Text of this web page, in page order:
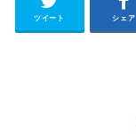
ツイート シェア